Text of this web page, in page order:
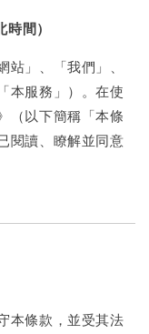
間）
」、「我們」、
本服務」）。在使
（以下簡稱「本條
閱讀、瞭解並同意
本條款，並受其法